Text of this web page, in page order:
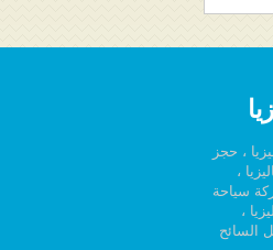
، حجز
،
سياحة
،
السائح